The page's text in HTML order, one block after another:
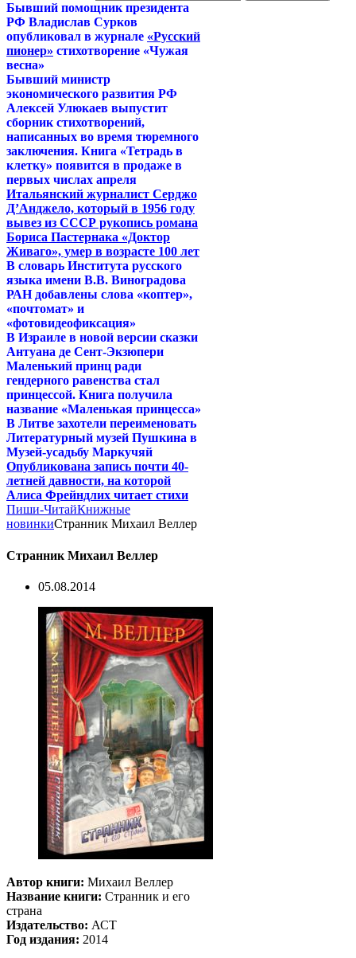
Бывший помощник президента
РФ Владислав Сурков
опубликовал в журнале «Русский
пионер» стихотворение «Чужая
весна»
Бывший министр
экономического развития РФ
Алексей Улюкаев выпустит
сборник стихотворений,
написанных во время тюремного
заключения. Книга «Тетрадь в
клетку» появится в продаже в
первых числах апреля
Итальянский журналист Серджо
Д’Анджело, который в 1956 году
вывез из СССР рукопись романа
Бориса Пастернака «Доктор
Живаго», умер в возрасте 100 лет
В словарь Института русского
языка имени В.В. Виноградова
РАН добавлены слова «коптер»,
«почтомат» и
«фотовидеофиксация»
В Израиле в новой версии сказки
Антуана де Сент-Экзюпери
Маленький принц ради
гендерного равенства стал
принцессой. Книга получила
название «Маленькая принцесса»
В Литве захотели переименовать
Литературный музей Пушкина в
Музей-усадьбу Маркучяй
Опубликована запись почти 40-
летней давности, на которой
Алиса Фрейндлих читает стихи
Пиши-ЧитайКнижные
новинкиСтранник Михаил Веллер
Странник Михаил Веллер
05.08.2014
Автор книги: Михаил Веллер
Название книги: Странник и его
страна
Издательство: АСТ
Год издания: 2014